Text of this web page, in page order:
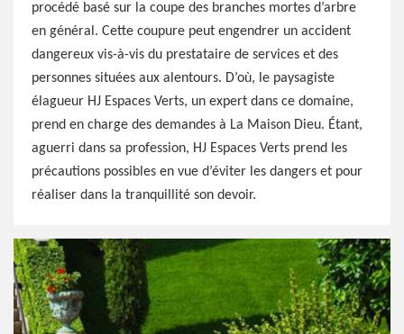
procédé basé sur la coupe des branches mortes d’arbre
en général. Cette coupure peut engendrer un accident
dangereux vis-à-vis du prestataire de services et des
personnes situées aux alentours. D’où, le paysagiste
élagueur HJ Espaces Verts, un expert dans ce domaine,
prend en charge des demandes à La Maison Dieu. Étant,
aguerri dans sa profession, HJ Espaces Verts prend les
précautions possibles en vue d’éviter les dangers et pour
réaliser dans la tranquillité son devoir.